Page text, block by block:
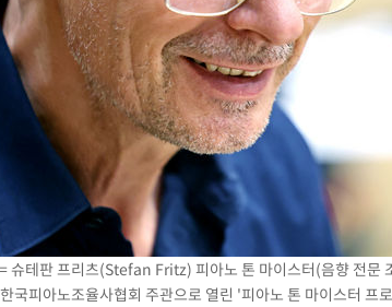
슈테판 프리츠(Stefan Fritz) 피아노 톤 마이스터(음향 전문
국피아노조율사협회 주관으로 열린 '피아노 톤 마이스터 프